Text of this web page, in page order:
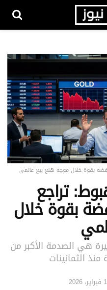
بقوة خلال موجة هلع بيع عالمي
تراجع
بقوة خلال
هي الصدمة الأكبر من
الثمانينات
1 فبراير، 2026